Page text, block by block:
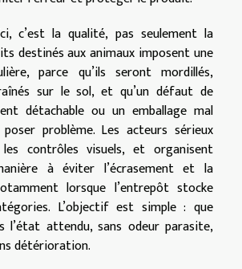
c’est la qualité, pas seulement la
destinés aux animaux imposent une
parce qu’ils seront mordillés,
sur le sol, et qu’un défaut de
détachable ou un emballage mal
problème. Les acteurs sérieux
contrôles visuels, et organisent
à éviter l’écrasement et la
lorsque l’entrepôt stocke
L’objectif est simple : que
l’état attendu, sans odeur parasite,
détérioration.